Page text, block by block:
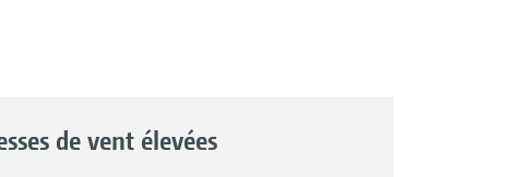
de vent élevées